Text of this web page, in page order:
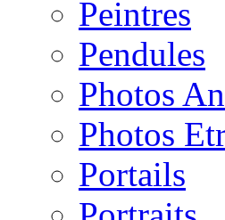
Peintres
Pendules
Photos
Photos
Portails